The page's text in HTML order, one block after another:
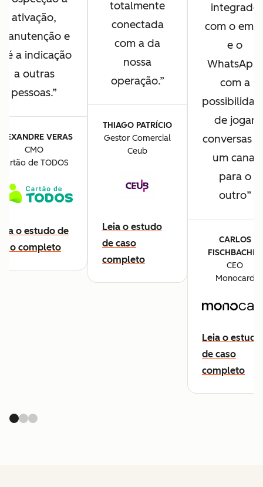
ativação,
e
a indicação
a outras
pessoas.
VERAS
CMO
Cartão de TODOS
o estudo de
completo
totalmente
conectada
com a da
nossa
operação.
THIAGO PATRÍCIO
Gestor Comercial
Ceub
Leia o estudo
de caso
completo
integrado
com o
e o
WhatsApp,
com a
de jogar
conversas
um canal
para o
outro
CARLOS
FISCHBACHER
CEO
Monocard
Leia o estudo
de caso
completo